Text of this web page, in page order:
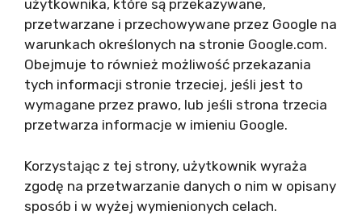
użytkownika, które są przekazywane,
przetwarzane i przechowywane przez Google na
warunkach określonych na stronie Google.com.
Obejmuje to również możliwość przekazania
tych informacji stronie trzeciej, jeśli jest to
wymagane przez prawo, lub jeśli strona trzecia
przetwarza informacje w imieniu Google.
Korzystając z tej strony, użytkownik wyraża
zgodę na przetwarzanie danych o nim w opisany
sposób i w wyżej wymienionych celach.